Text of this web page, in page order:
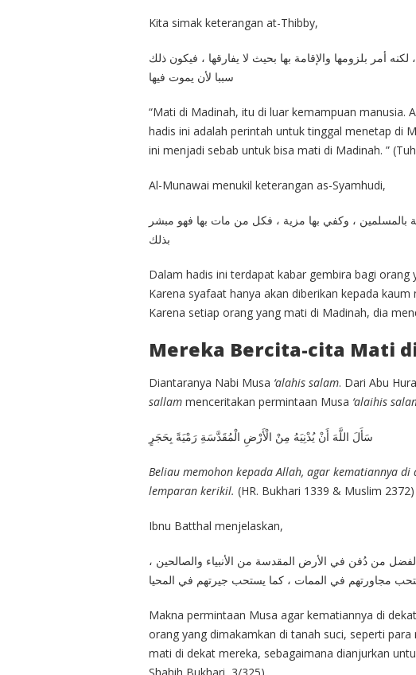
Kita simak keterangan at-Thibby,
أمر بلزومها والإقامة بها بحيث لا يفارقها ، فيكون ذلك
سببا لأن يموت فيها
“Mati di Madinah, itu di luar kemampuan manusia.
hadis ini adalah perintah untuk tinggal menetap di
ini menjadi sebab untuk bisa mati di Madinah. ”
Al-Munawai menukil keterangan as-Syamhudi,
بالمسلمين ، وكفي بها مزية ، فكل من مات بها فهو مبشر
بذلك
Dalam hadis ini terdapat kabar gembira bagi
Karena syafaat hanya akan diberikan kepada
Karena setiap orang yang mati di Madinah, dia
Mereka Bercita-cita Mati
Diantaranya Nabi Musa ‘alahis salam. Dari Abu
sallam menceritakan permintaan Musa ‘alaihis
سَأَلَ اللَّهَ أَنْ يُدْنِيَهُ مِنْ الْأَرْضِ الْمُقَدَّسَةِ رَمْيَةً بِحَجَرٍ
Beliau memohon kepada Allah, agar kematiannya
lemparan kerikil. (HR. Bukhari 1339 & Muslim 2372)
Ibnu Batthal menjelaskan,
من دُفن في الأرض المقدسة من الأنبياء والصالحين ،
مجاورتهم في الممات ، كما يستحب جيرتهم في المحيا
Makna permintaan Musa agar kematiannya di
orang yang dimakamkan di tanah suci, seperti
mati di dekat mereka, sebagaimana dianjurkan